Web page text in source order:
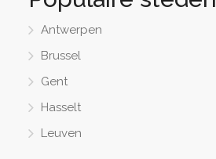
Antwerpen
Brussel
Gent
Hasselt
Leuven